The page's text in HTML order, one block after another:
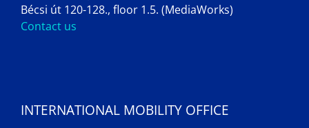
Bécsi út 120-128., floor 1.5. (MediaWorks)
Contact us
INTERNATIONAL MOBILITY OFFICE